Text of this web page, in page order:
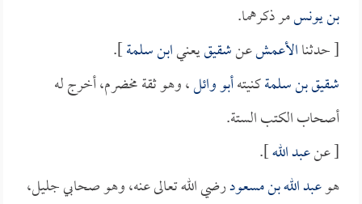
بن يونسمر ذكرهما.
[ حدثناالأعمشعنشقيقيعنيابن سلمة].
شقيق بن سلمةكنيتهأبو وائل، وهو ثقة مخضرم، أخرج له
أصحاب الكتب الستة.
[ عنعبد الله].
هوعبد الله بن مسعودرضي الله تعالى عنه، وهو صحابي جليل،